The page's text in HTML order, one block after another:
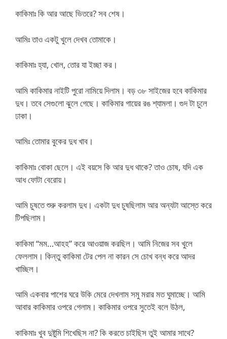
কাকিমাঃ কি আর আছে ভিতরে? সব শেষ।
আমিঃ তাও একটু খুলে দেখব তোমাকে।
কাকিমাঃ হ্যা, খোল, তোর যা ইচ্ছা কর।
আমি কাকিমার নাইটি পুরো নামিয়ে দিলাম। বড় ৩৮ সাইজের হবে কাকিমার
দুধ। তবে সেগুলো ঝুলে গেছে। কাকিমার গায়ের রঙ শ্যামলা। গুদ টা চুলে
ঢাকা।
আমিঃ তোমার বুকের দুধ খাব।
কাকিমাঃ বোকা ছেলে। এই বয়সে কি আর দুধ থাকে? তাও চোষ, যদি এক
আধ ফোটা বেরোয়।
আমি চুষতে শুরু করলাম দুধ। একটা দুধ চুষছিলাম আর অন্যটা আস্তে করে
টিপছিলাম।
কাকিমা “মম…আহহ” করে আওয়াজ করছিল। আমি নিজের সব খুলে
ফেললাম। কিন্তু কাকিমা টের পেল না কারন সে চোখ বন্ধ করে আদর
খাচ্ছিল।
আমি একবার পাশের ঘরে উকি মেরে দেখলাম সমু মরার মত ঘুমাচ্ছে। আমি
আবার কাকিমার ওপরে গেলাম। কাকিমার ওপরে সুতেই বলে উঠল,
কাকিমাঃ খুব দুষ্টুমি শিখেছিস না? কি করতে চাইছিস তুই আমার সাথে?